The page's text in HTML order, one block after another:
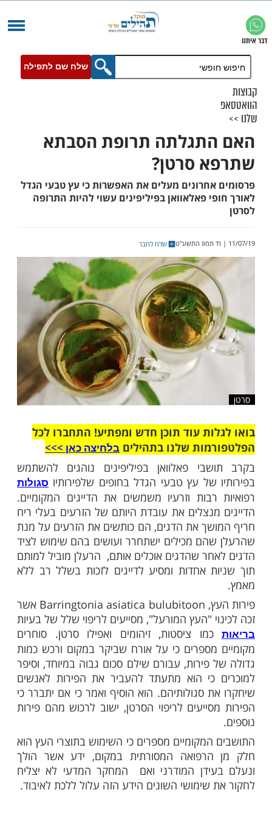
שלח שם לתפילה
תרופת הסבתא
סרטן?
פאלאוואן בפיליפינים עשוי להיות התרופה
שלח לחבר
עוד תוכן חדש ומפתיע! התחברו לכל
שלנו בתהיליםבלחיצה כאן >>>​
פאלוואן בפיליפינים נוהגים להשתמש
של עץ טבעי הגדל בחופים שלפירותיוסגולות
רבות וזרעיו משמשים את הדייגים המקומיים.
את עובדת היותם של הזרעים בעלי ריח
את הדגים, הם כותשים את הזרעים על מנת
מכילים ישתחרר ועושים בהם שימוש לציד
שהדגים אוכלים אותם, הרעלן מוביל למותם
אחדות ומסיע לדייגים לזכות בשלל רב ללא
פירות העץ, Barringtonia asiatica bulubitoon אשר
"העץ המורעל", מסייעים לריפוי שלל של בעיות
ציסטות, זיהומים ואפילו סרטן. סוחרים